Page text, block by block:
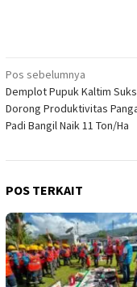
Navigasi
pos
Pos sebelumnya
Demplot Pupuk Kaltim
Dorong Produktivitas
Padi Bangil Naik 11 Ton/Ha
POS TERKAIT